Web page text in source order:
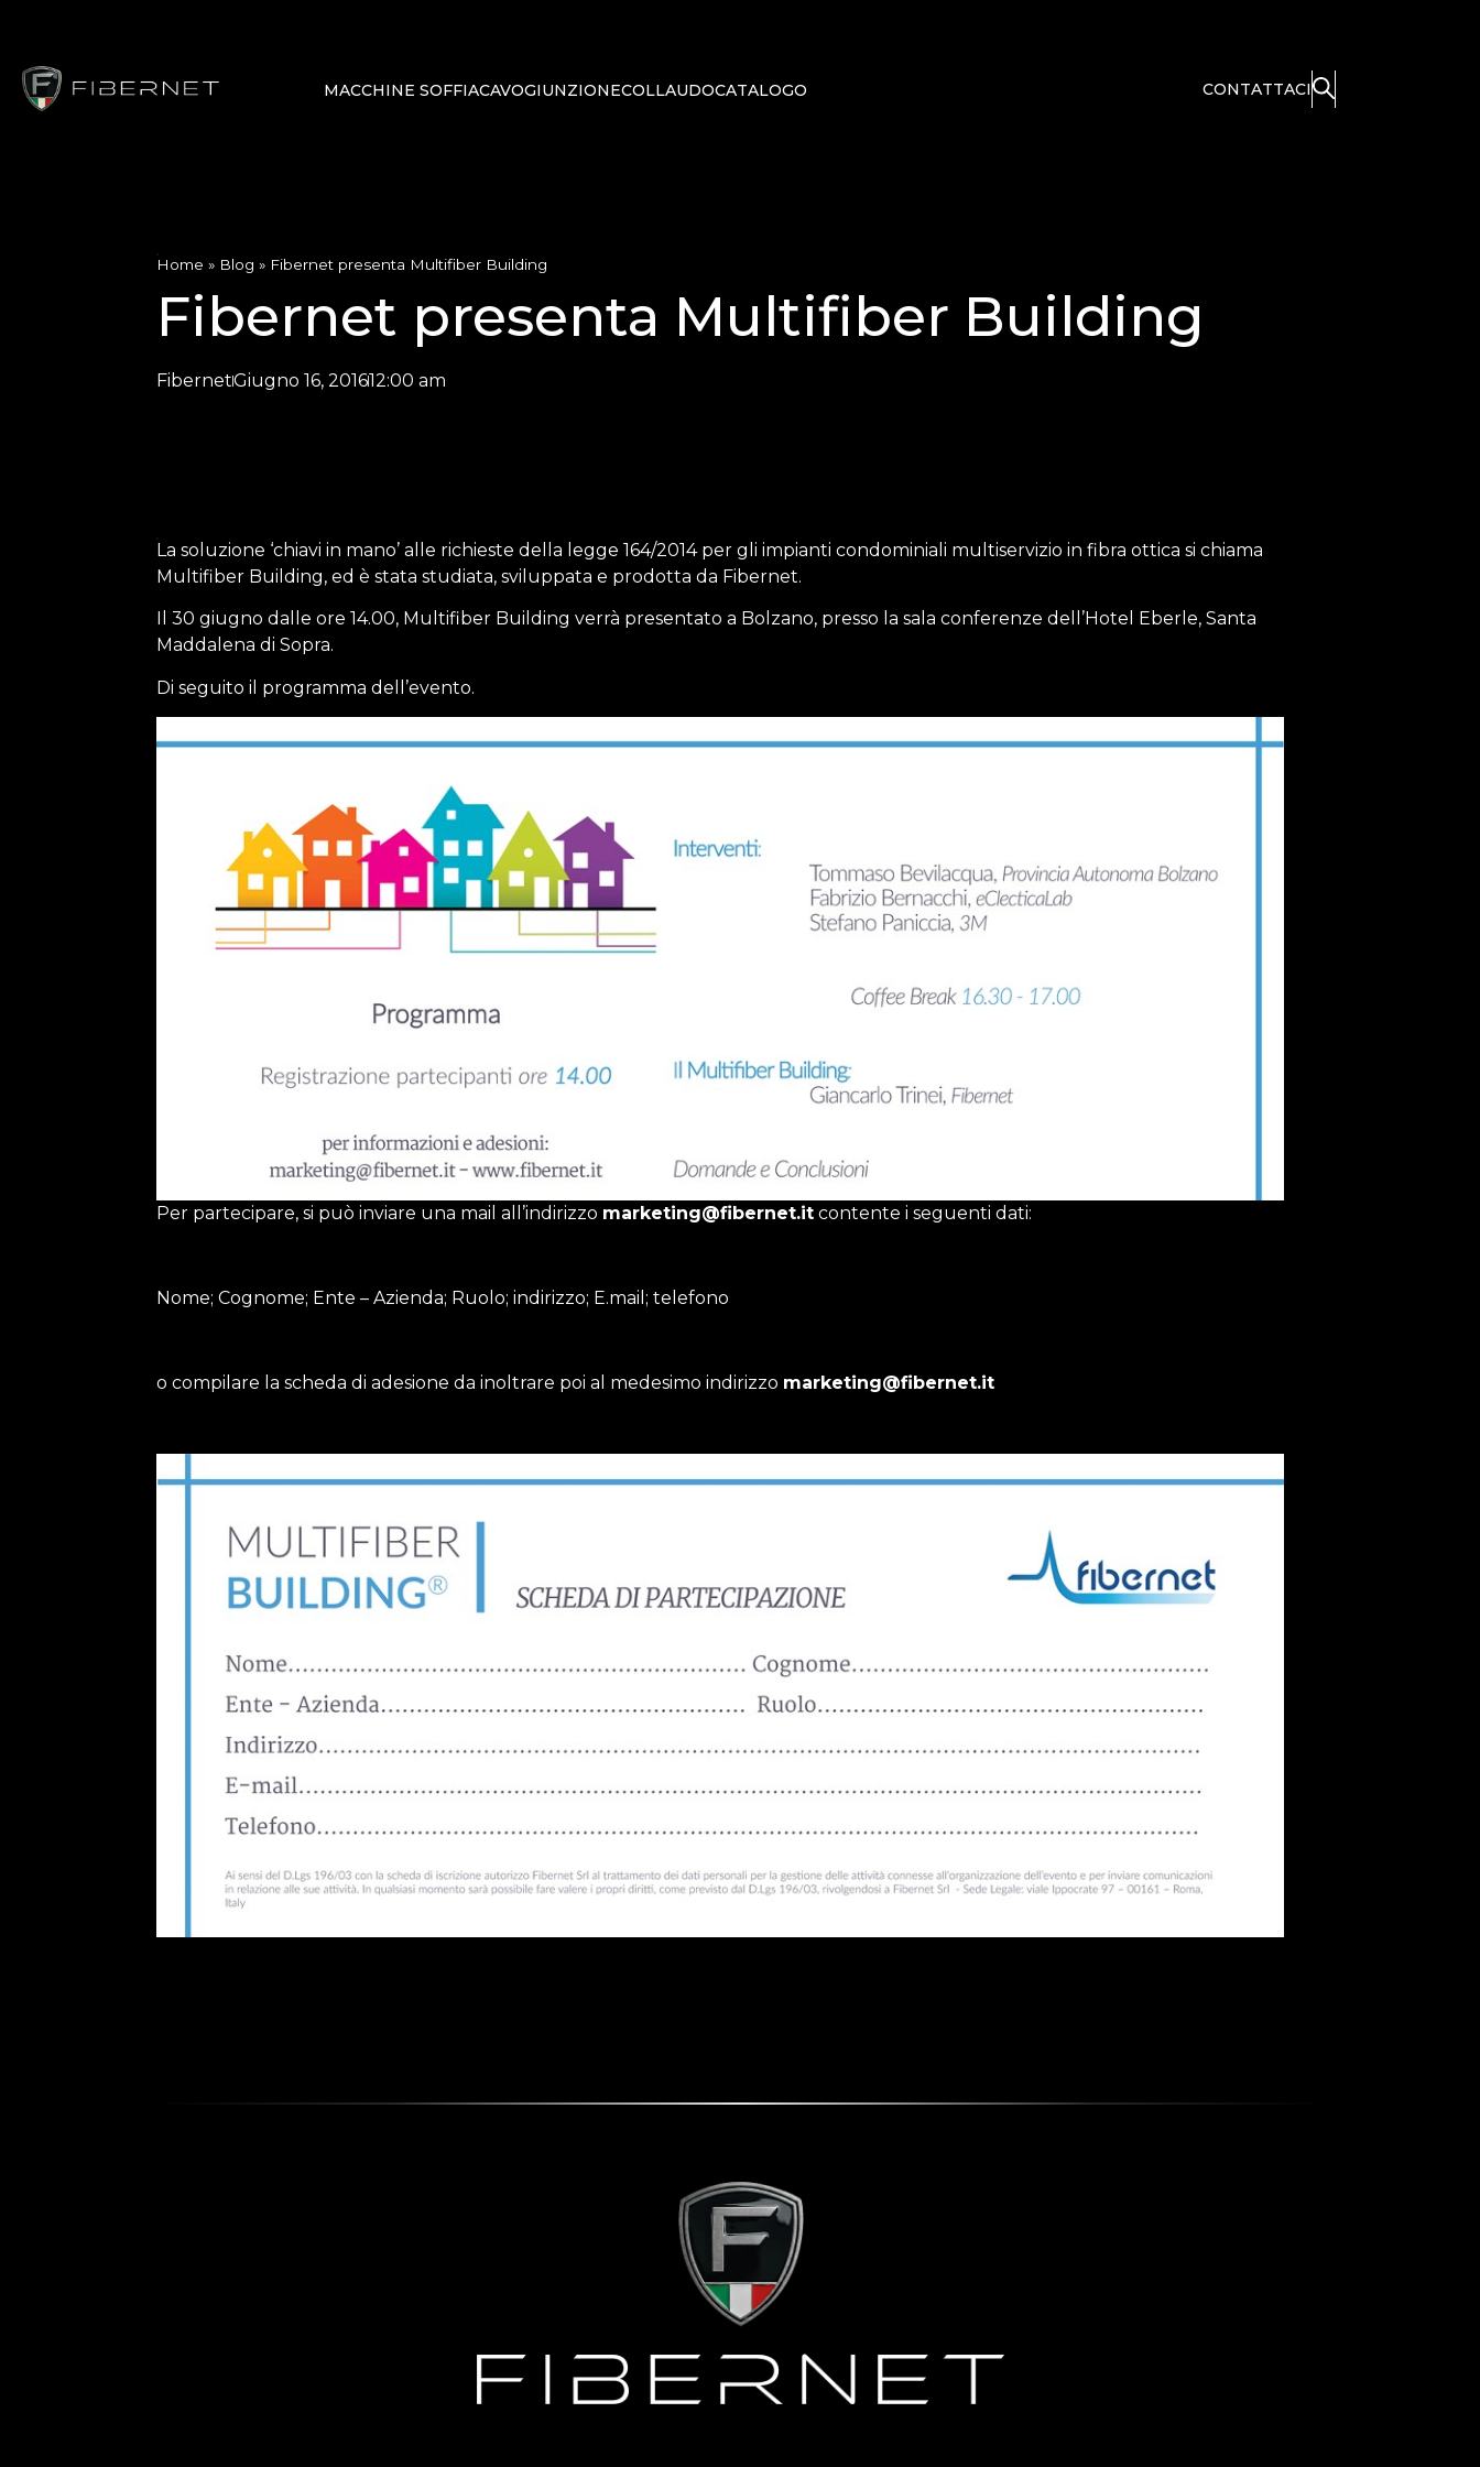
MACCHINE SOFFIACAVOGIUNZIONECOLLAUDOCATALOGO CONTATTACI
Home » Blog » Fibernet presenta Multifiber Building
Fibernet presenta Multifiber Building
FibernetGiugno 16, 201612:00 am
La soluzione ‘chiavi in mano’ alle richieste della legge 164/2014 per gli impianti condominiali multiservizio in fibra ottica si chiama
Multifiber Building, ed è stata studiata, sviluppata e prodotta da Fibernet.
Il 30 giugno dalle ore 14.00, Multifiber Building verrà presentato a Bolzano, presso la sala conferenze dell’Hotel Eberle, Santa
Maddalena di Sopra.
Di seguito il programma dell’evento.
Per partecipare, si può inviare una mail all’indirizzo marketing@fibernet.it contente i seguenti dati:
Nome; Cognome; Ente – Azienda; Ruolo; indirizzo; E.mail; telefono
o compilare la scheda di adesione da inoltrare poi al medesimo indirizzo marketing@fibernet.it